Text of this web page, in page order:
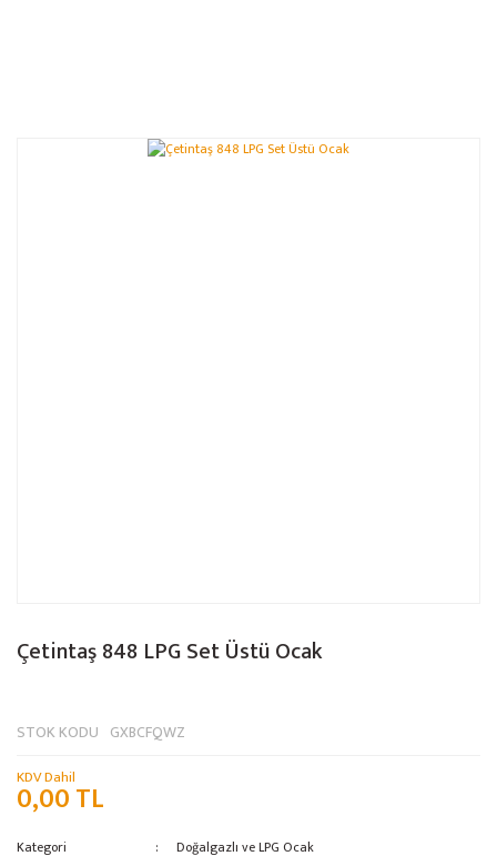
Çetintaş 848 LPG Set Üstü Ocak
STOK KODU GXBCFQWZ
KDV Dahil
0,00 TL
Kategori Doğalgazlı ve LPG Ocak